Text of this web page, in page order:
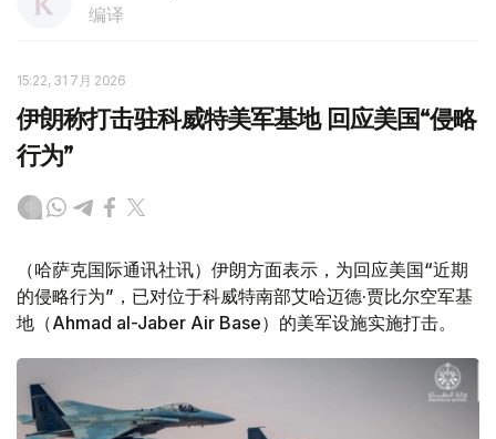
编译
15:22, 31 7月 2026
伊朗称打击驻科威特美军基地 回应美国“侵略
行为”
（哈萨克国际通讯社讯）伊朗方面表示，为回应美国“近期
的侵略行为”，已对位于科威特南部艾哈迈德·贾比尔空军基
地（Ahmad al-Jaber Air Base）的美军设施实施打击。